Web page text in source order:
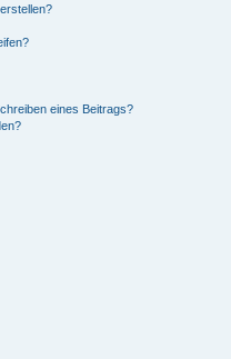
eines Beitrags?